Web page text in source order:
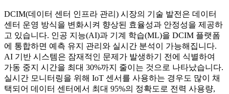
DCIM(데이터 센터 인프라 관리) 시장의 기술 발전은 데이터
센터 운영 방식을 변화시켜 향상된 효율성과 안정성을 제공하
고 있습니다. 인공 지능(AI)과 기계 학습(ML)을 DCIM 플랫폼
에 통합하면 예측 유지 관리와 실시간 분석이 가능해집니다.
AI 기반 시스템은 잠재적인 문제가 발생하기 전에 식별하여
가동 중지 시간을 최대 30%까지 줄이는 것으로 나타났습니다.
실시간 모니터링을 위해 IoT 센서를 사용하는 경우도 많이 채
택되어 데이터 센터에서 최대 95%의 정확도로 전력 사용량,